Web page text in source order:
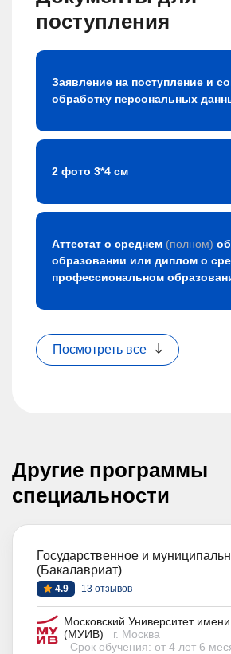
поступления
Заявление на поступление и
обработку персональных
2 фото 3*4 см
Аттестат о среднем (полном)
образовании или диплом о
профессиональном
Посмотреть все
Другие программы
специальности
Государственное и
(Бакалавриат)
4.9 13 отзывов
Московский Университет
(МУИВ)
г. Москва
Срок обучения: от 4 лет 6